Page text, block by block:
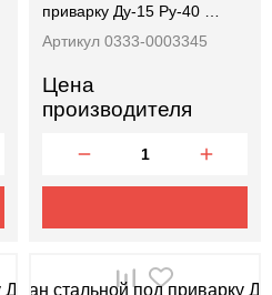
приварку Ду-15 Ру-40 …
Артикул 0333-0003345
Цена
производителя